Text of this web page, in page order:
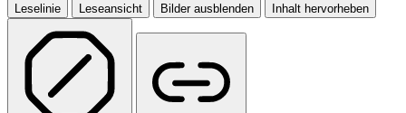
Leselinie Leseansicht Bilder ausblenden Inhalt hervorheben